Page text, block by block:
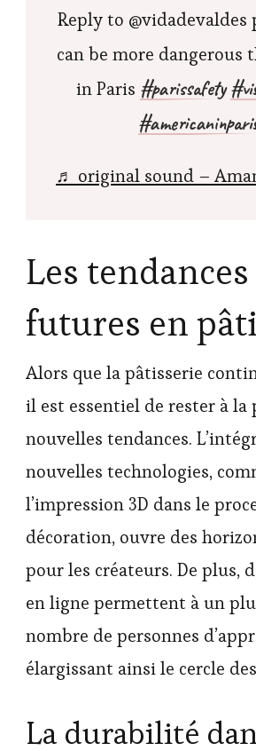
Reply to @vidadevaldes
can be more dangerous
in Paris #parissafety
♬ original sound –
Les tendances
futures en
Alors que la pâtisserie
il est essentiel de rester à la
nouvelles tendances.
nouvelles technologies,
l’impression 3D dans le
décoration, ouvre des
pour les créateurs. De plus,
en ligne permettent à un
nombre de personnes
élargissant ainsi le cercle
La durabilité